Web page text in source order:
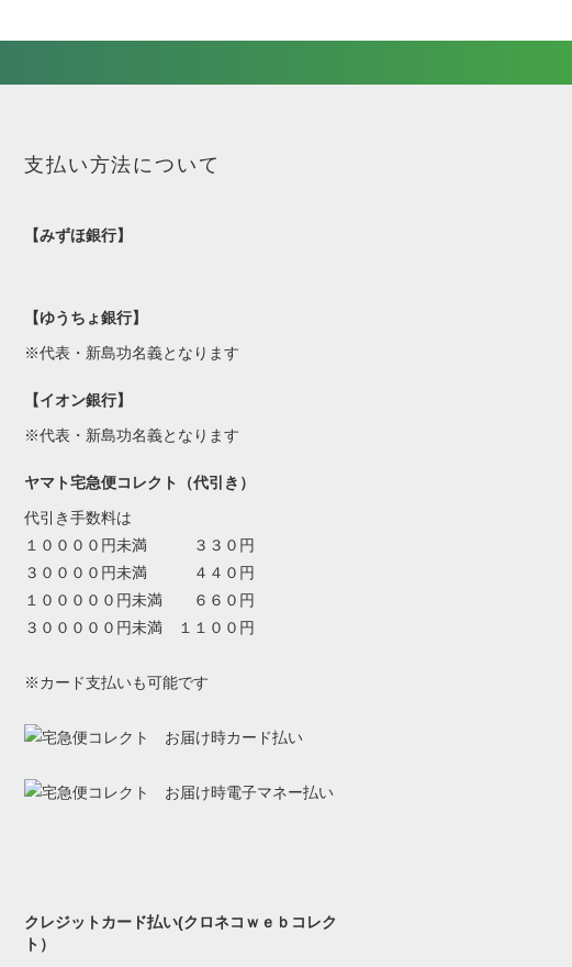
支払い方法について
【みずほ銀行】
【ゆうちょ銀行】
※代表・新島功名義となります
【イオン銀行】
※代表・新島功名義となります
ヤマト宅急便コレクト（代引き）
代引き手数料は
１００００円未満 ３３０円
３００００円未満 ４４０円
１０００００円未満 ６６０円
３０００００円未満 １１００円
※カード支払いも可能です
クレジットカード払い(クロネコｗｅｂコレク
ト）